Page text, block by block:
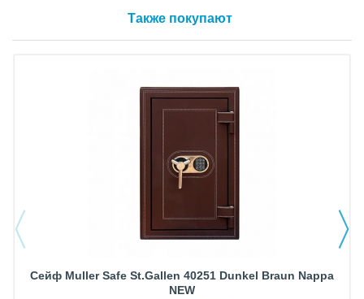
Также покупают
Сейф Muller Safe St.Gallen 40251 Dunkel Braun Nappa
NEW